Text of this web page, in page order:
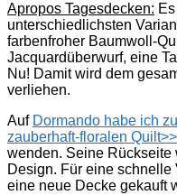
Apropos Tagesdecken:
unterschiedlichsten
farbenfroher Baumwoll-
Jacquardüberwurf, eine
Nu! Damit wird dem
verliehen.
Auf Dormando habe ich
zauberhaft-floralen Quilt>>
wenden. Seine
Design. Für eine schnelle
eine neue Decke gekauft